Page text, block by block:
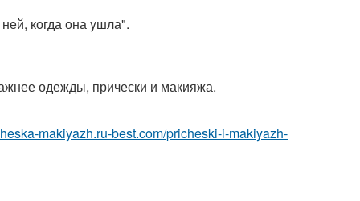
когда она yшла".
одежды, прически и макияжа.
makiyazh.ru-best.com/pricheski-i-makiyazh-